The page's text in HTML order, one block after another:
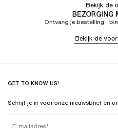
Bekijk de
BEZORGING
Ontvang je bestelling
Bekijk de
GET TO KNOW US!
Schrijf je in voor onze nieuwsbrief en
E-mailadres